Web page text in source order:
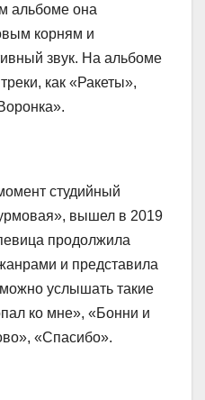
альбоме она
корням и
звук. На альбоме
как «Ракеты»,
студийный
вышел в 2019
продолжила
и представила
услышать такие
ко мне», «Бонни и
«Спасибо».